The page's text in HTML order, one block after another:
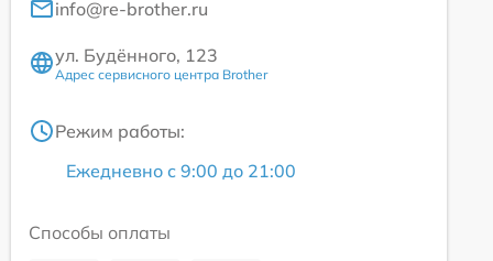
info@re-brother.ru
ул. Будённого, 123
Адрес сервисного центра Brother
Режим работы:
Ежедневно с 9:00 до 21:00
Способы оплаты